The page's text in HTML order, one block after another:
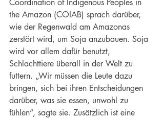
Coordination of Indigenous Peoples in
the Amazon (COIAB) sprach darüber,
wie der Regenwald am Amazonas
zerstört wird, um Soja anzubauen. Soja
wird vor allem dafür benutzt,
Schlachttiere überall in der Welt zu
futtern. „Wir müssen die Leute dazu
bringen, sich bei ihren Entscheidungen
darüber, was sie essen, unwohl zu
fühlen“, sagte sie. Zusätzlich ist eine